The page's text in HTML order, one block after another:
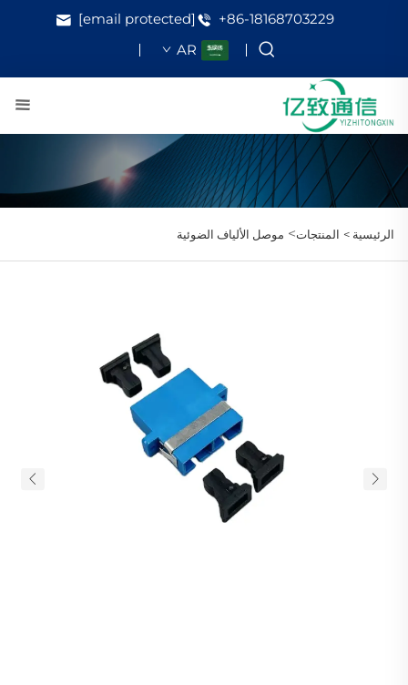
+86-18168703229
[email protected]
AR
الرئيسية > المنتجات> موصل الألياف الضوئية